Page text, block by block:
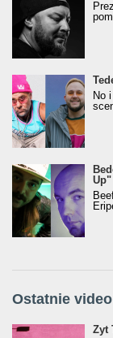
No
Up"
Ostatnie video
Żyt Toster/
Żyt